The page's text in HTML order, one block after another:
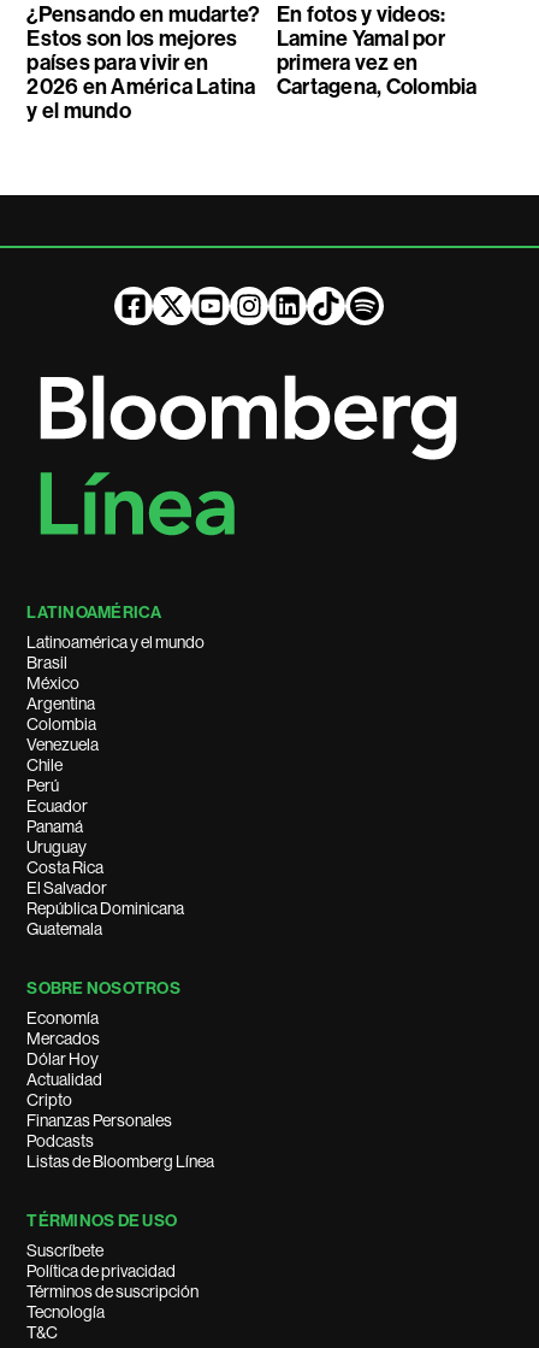
¿Pensando en mudarte?
Estos son los mejores
países para vivir en
2026 en América Latina
y el mundo
En fotos y videos:
Lamine Yamal por
primera vez en
Cartagena, Colombia
LATINOAMÉRICA
Latinoamérica y el mundo
Brasil
México
Argentina
Colombia
Venezuela
Chile
Perú
Ecuador
Panamá
Uruguay
Costa Rica
El Salvador
República Dominicana
Guatemala
SOBRE NOSOTROS
Economía
Mercados
Dólar Hoy
Actualidad
Cripto
Finanzas Personales
Podcasts
Listas de Bloomberg Línea
TÉRMINOS DE USO
Suscríbete
Política de privacidad
Términos de suscripción
Tecnología
T&C